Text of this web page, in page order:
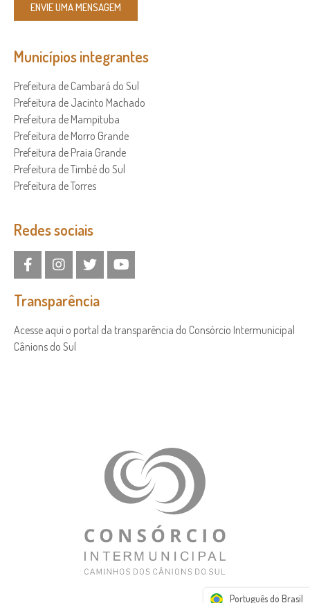
ENVIE UMA MENSAGEM
Municípios integrantes
Prefeitura de Cambará do Sul
Prefeitura de Jacinto Machado
Prefeitura de Mampituba
Prefeitura de Morro Grande
Prefeitura de Praia Grande
Prefeitura de Timbé do Sul
Prefeitura de Torres
Redes sociais
Transparência
Acesse aqui o portal da transparência do Consórcio Intermunicipal
Cânions do Sul
Português do Brasil